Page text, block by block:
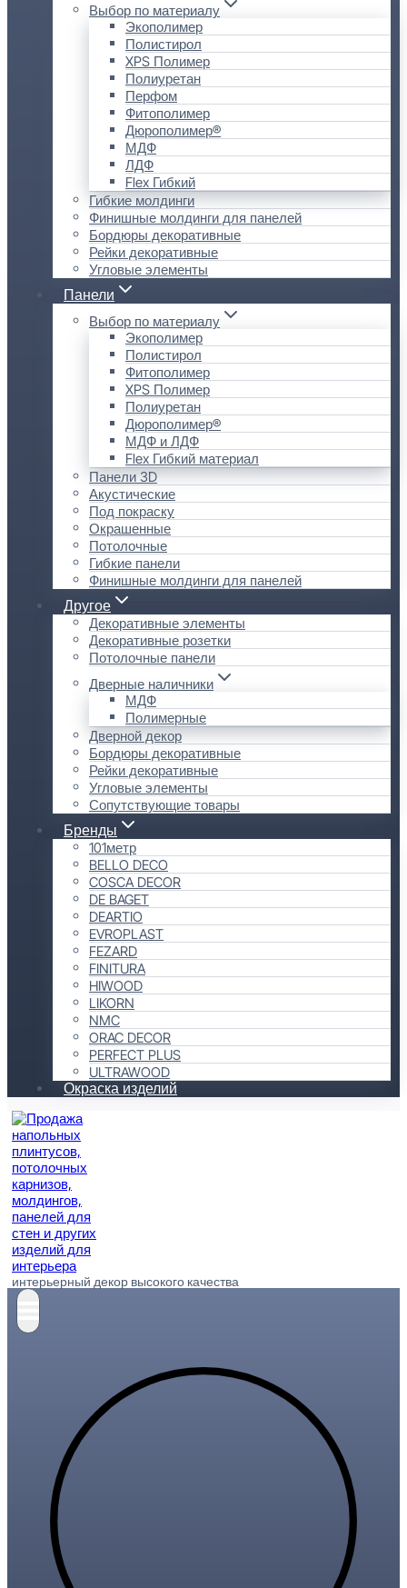
Выбор по материалу
Экополимер
Полистирол
XPS Полимер
Полиуретан
Перфом
Фитополимер
Дюрополимер®
МДФ
ЛДФ
Flex Гибкий
Гибкие молдинги
Финишные молдинги для панелей
Бордюры декоративные
Рейки декоративные
Угловые элементы
Панели
Выбор по материалу
Экополимер
Полистирол
Фитополимер
XPS Полимер
Полиуретан
Дюрополимер®
МДФ и ЛДФ
Flex Гибкий материал
Панели 3D
Акустические
Под покраску
Окрашенные
Потолочные
Гибкие панели
Финишные молдинги для панелей
Другое
Декоративные элементы
Декоративные розетки
Потолочные панели
Дверные наличники
МДФ
Полимерные
Дверной декор
Бордюры декоративные
Рейки декоративные
Угловые элементы
Сопутствующие товары
Бренды
101метр
BELLO DECO
COSCA DECOR
DE BAGET
DEARTIO
EVROPLAST
FEZARD
FINITURA
HIWOOD
LIKORN
NMC
ORAC DECOR
PERFECT PLUS
ULTRAWOOD
Окраска изделий
интерьерный декор высокого качества